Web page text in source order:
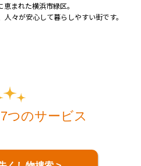
まれた横浜市緑区。
々が安心して暮らしやすい街です。
つのサービス